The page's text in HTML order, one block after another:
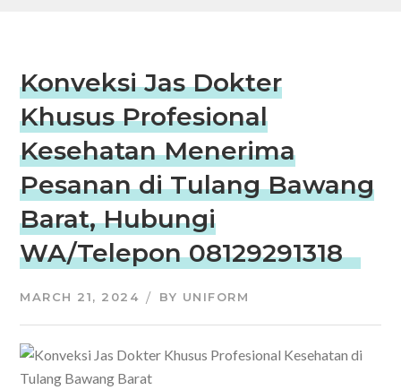
Konveksi Jas Dokter
Khusus Profesional
Kesehatan Menerima
Pesanan di Tulang Bawang
Barat, Hubungi
WA/Telepon 08129291318
MARCH 21, 2024 BY UNIFORM